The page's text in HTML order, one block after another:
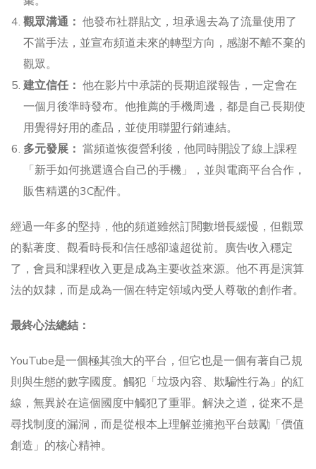
觀眾溝通： 他發布社群貼文，坦承過去為了流量使用了
不當手法，並宣布頻道未來的轉型方向，感謝不離不棄的
觀眾。
建立信任： 他在影片中承諾的長期追蹤報告，一定會在
一個月後準時發布。他推薦的手機周邊，都是自己長期使
用覺得好用的產品，並使用聯盟行銷連結。
多元發展： 當頻道恢復營利後，他同時開設了線上課程
「新手如何挑選適合自己的手機」，並與電商平台合作，
販售精選的3C配件。
經過一年多的堅持，他的頻道雖然訂閱數增長緩慢，但觀眾
的黏著度、觀看時長和信任感卻遠超從前。廣告收入穩定
了，會員和課程收入更是成為主要收益來源。他不再是演算
法的奴隸，而是成為一個在特定領域內受人尊敬的創作者。
最終心法總結：
YouTube是一個極其強大的平台，但它也是一個有著自己規
則與生態的數字國度。觸犯「垃圾內容、欺騙性行為」的紅
線，無異於在這個國度中觸犯了重罪。解決之道，從來不是
尋找制度的漏洞，而是從根本上理解並擁抱平台鼓勵「價值
創造」的核心精神。